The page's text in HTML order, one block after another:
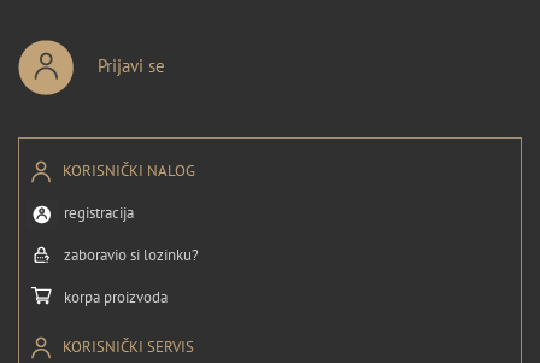
Prijavi se
KORISNIČKI NALOG
registracija
zaboravio si lozinku?
korpa proizvoda
KORISNIČKI SERVIS